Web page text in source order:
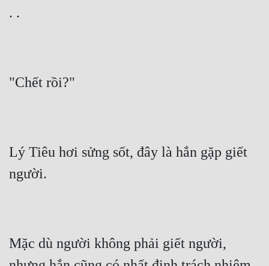
. .
"Chết rồi?"
Lý Tiêu hơi sửng sốt, đây là hắn gặp giết
người.
Mặc dù người không phải giết người,